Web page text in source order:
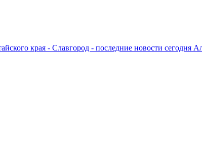
края - Славгород - последние новости сегодня